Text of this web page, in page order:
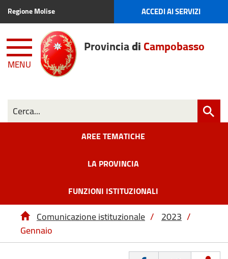
Regione Molise ACCEDI AI SERVIZI
MENU
ProvinciadiCampobasso
AREE TEMATICHE
LA PROVINCIA
FUNZIONI ISTITUZIONALI
Comunicazione istituzionale / 2023 /
Gennaio